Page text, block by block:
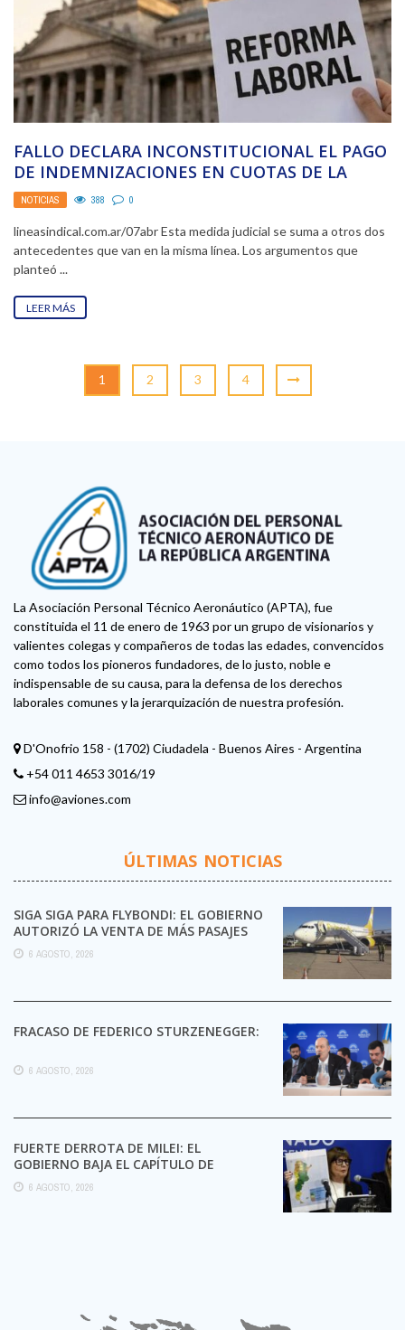
FALLO DECLARA INCONSTITUCIONAL EL PAGO
DE INDEMNIZACIONES EN CUOTAS DE LA
REFORMA LABORAL
NOTICIAS 388 0
lineasindical.com.ar/07abr Esta medida judicial se suma a otros dos
antecedentes que van en la misma línea. Los argumentos que
planteó ...
LEER MÁS
1 2 3 4
La Asociación Personal Técnico Aeronáutico (APTA), fue
constituida el 11 de enero de 1963 por un grupo de visionarios y
valientes colegas y compañeros de todas las edades, convencidos
como todos los pioneros fundadores, de lo justo, noble e
indispensable de su causa, para la defensa de los derechos
laborales comunes y la jerarquización de nuestra profesión.
D'Onofrio 158 - (1702) Ciudadela - Buenos Aires - Argentina
+54 011 4653 3016/19
info@aviones.com
ÚLTIMAS NOTICIAS
SIGA SIGA PARA FLYBONDI: EL GOBIERNO
AUTORIZÓ LA VENTA DE MÁS PASAJES
6 AGOSTO, 2026
FRACASO DE FEDERICO STURZENEGGER:
6 AGOSTO, 2026
FUERTE DERROTA DE MILEI: EL
GOBIERNO BAJA EL CAPÍTULO DE
EXTRANJERIZACIÓN DE TIERRAS
6 AGOSTO, 2026